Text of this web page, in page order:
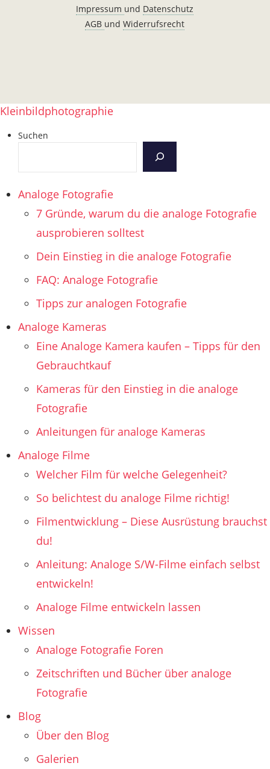
Impressum und Datenschutz
AGB undWiderrufsrecht
Kleinbildphotographie
Suchen
Analoge Fotografie
7 Gründe, warum du die analoge Fotografie
ausprobieren solltest
Dein Einstieg in die analoge Fotografie
FAQ: Analoge Fotografie
Tipps zur analogen Fotografie
Analoge Kameras
Eine Analoge Kamera kaufen – Tipps für den
Gebrauchtkauf
Kameras für den Einstieg in die analoge
Fotografie
Anleitungen für analoge Kameras
Analoge Filme
Welcher Film für welche Gelegenheit?
So belichtest du analoge Filme richtig!
Filmentwicklung – Diese Ausrüstung brauchst
du!
Anleitung: Analoge S/W-Filme einfach selbst
entwickeln!
Analoge Filme entwickeln lassen
Wissen
Analoge Fotografie Foren
Zeitschriften und Bücher über analoge
Fotografie
Blog
Über den Blog
Galerien